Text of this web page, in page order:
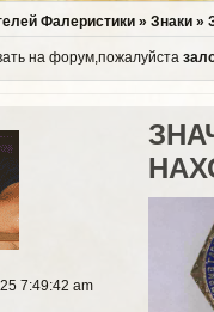
Фалеристики » Знаки »
на форум,пожалуйста
7:49:42 am